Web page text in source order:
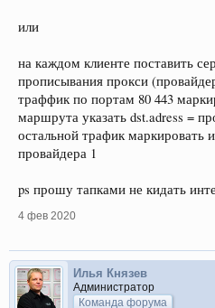
или
на каждом клиенте поставить
прописывания прокси
траффик по портам 80 443
маршрута указать dst.adress =
остальной трафик маркировать
провайдера 1
ps прошу тапками не кидать
4 фев 2020
Илья Князев
Администратор
Команда форума